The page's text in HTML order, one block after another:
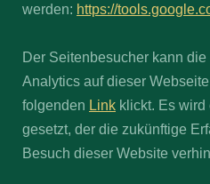
werden: https://
Der Seitenbesucher kann
Analytics auf dieser
folgenden Link klickt. Es wird
gesetzt, der die zukünftige
Besuch dieser Website